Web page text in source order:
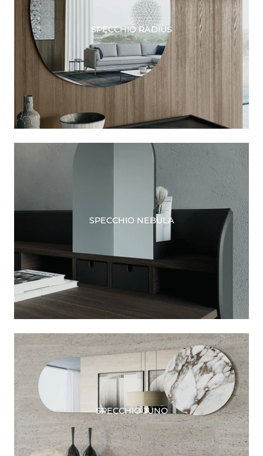
SPECCHIO RADIUS
SPECCHIO NEBULA
SPECCHIO JUNO